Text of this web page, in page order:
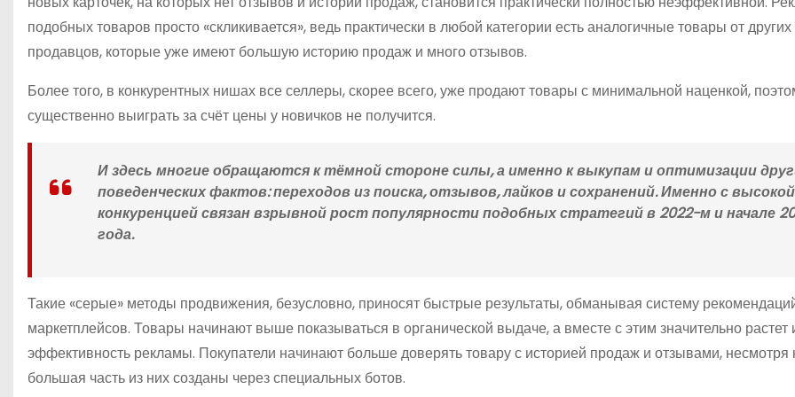
подобных товаров просто «скликивается», ведь практически в любой категории есть аналогичные товары от других
продавцов, которые уже имеют большую историю продаж и много отзывов.
Более того, в конкурентных нишах все селлеры, скорее всего, уже продают товары с минимальной наценкой,
существенно выиграть за счёт цены у новичков не получится.
И здесь многие обращаются к тёмной стороне силы, а именно к выкупам и оптимизации
поведенческих фактов: переходов из поиска, отзывов, лайков и сохранений. Именно с высокой
конкуренцией связан взрывной рост популярности подобных стратегий в 2022-м и начале
года.
Такие «серые» методы продвижения, безусловно, приносят быстрые результаты, обманывая систему
маркетплейсов. Товары начинают выше показываться в органической выдаче, а вместе с этим значительно растет
эффективность рекламы. Покупатели начинают больше доверять товару с историей продаж и отзывами, несмотря
большая часть из них созданы через специальных ботов.